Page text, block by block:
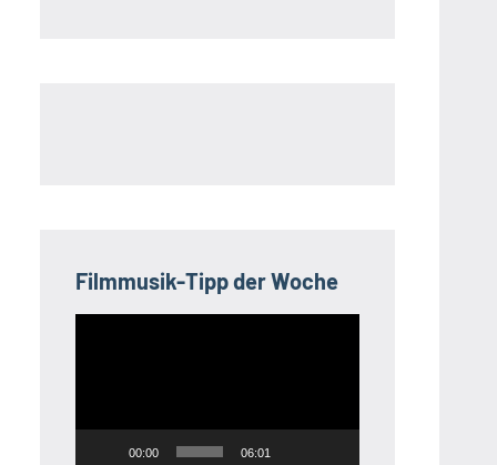
Filmmusik-Tipp der Woche
00:00 06:01